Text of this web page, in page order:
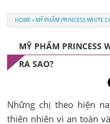
Tin Tức – Khuyến Mãi
HOME»MỸ PHẨM PRINCESS WHITE
MỸ PHẨM PRINCESS
RA SAO?
Những chị theo hiện
thiên nhiên vì an toàn